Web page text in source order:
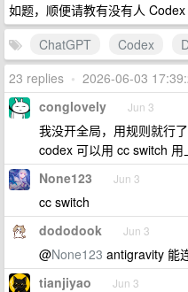
如题，顺便请教有没有人 Codex
ChatGPT
Codex
23 replies • 2026-06-03
conglovely Jun 3
我没开全局，用规则就行了
codex 可以用 cc switch
None123 Jun 3
cc switch
dododook Jun 3
@None123 antigravity 能
tianjiyao Jun 3